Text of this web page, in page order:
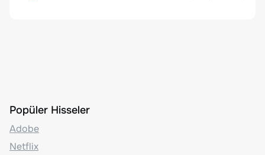
Popüler Hisseler
Adobe
Netflix